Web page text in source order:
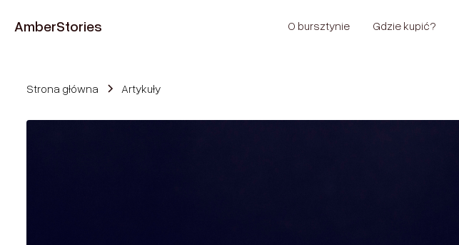
AmberStories O bursztynie Gdzie kupić?
Strona główna Artykuły